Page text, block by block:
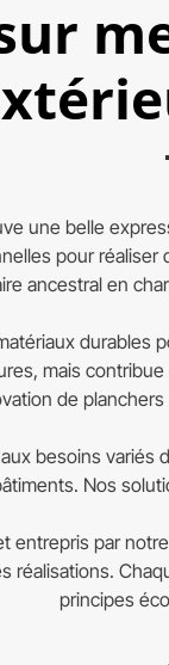
une belle
pour
ancestral en
mais
de
besoins
Nos
entrepris par
réalisations.
principes